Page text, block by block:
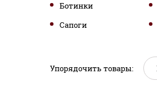
Ботинки
Сапоги
Упорядочить товары: